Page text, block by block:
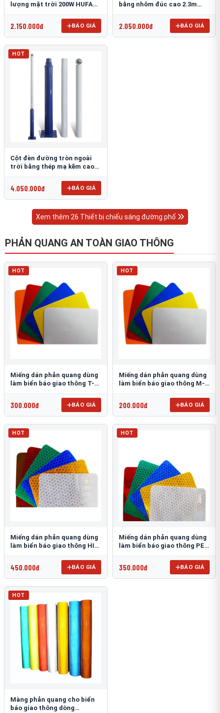
lượng mặt trời 200W HUFA
2.150.000đ BÁO GIÁ
bằng nhôm đúc cao 2.3m
2.050.000đ BÁO GIÁ
HOT
Cột đèn đường tròn ngoài
trời bằng thép mạ kẽm cao
4.050.000đ BÁO GIÁ
Xem thêm 26 Thiết bị chiếu sáng đường phố
PHẢN QUANG AN TOÀN GIAO THÔNG
HOT
Miếng dán phản quang dùng
làm biển báo giao thông T-
300.000đ BÁO GIÁ
HOT
Miếng dán phản quang dùng
làm biển báo giao thông M-
200.000đ BÁO GIÁ
HOT
Miếng dán phản quang dùng
làm biển báo giao thông HIP
450.000đ BÁO GIÁ
HOT
Miếng dán phản quang dùng
làm biển báo giao thông PEG
350.000đ BÁO GIÁ
HOT
Màng phản quang cho biển
báo giao thông dòng